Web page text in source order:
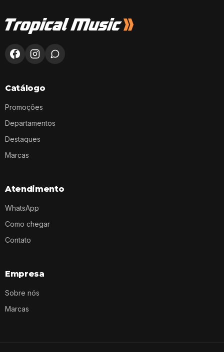
Catálogo
Promoções
Departamentos
Destaques
Marcas
Atendimento
WhatsApp
Como chegar
Contato
Empresa
Sobre nós
Marcas